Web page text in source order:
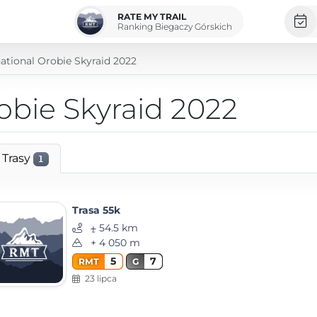
RATE MY TRAIL
Ranking Biegaczy Górskich
Orobie Skyraid 2022
Skyraid 2022
Trasy 1
Trasa 55k
⨦ 54.5 km
+ 4 050 m
RMT 5 G 7
23 lipca